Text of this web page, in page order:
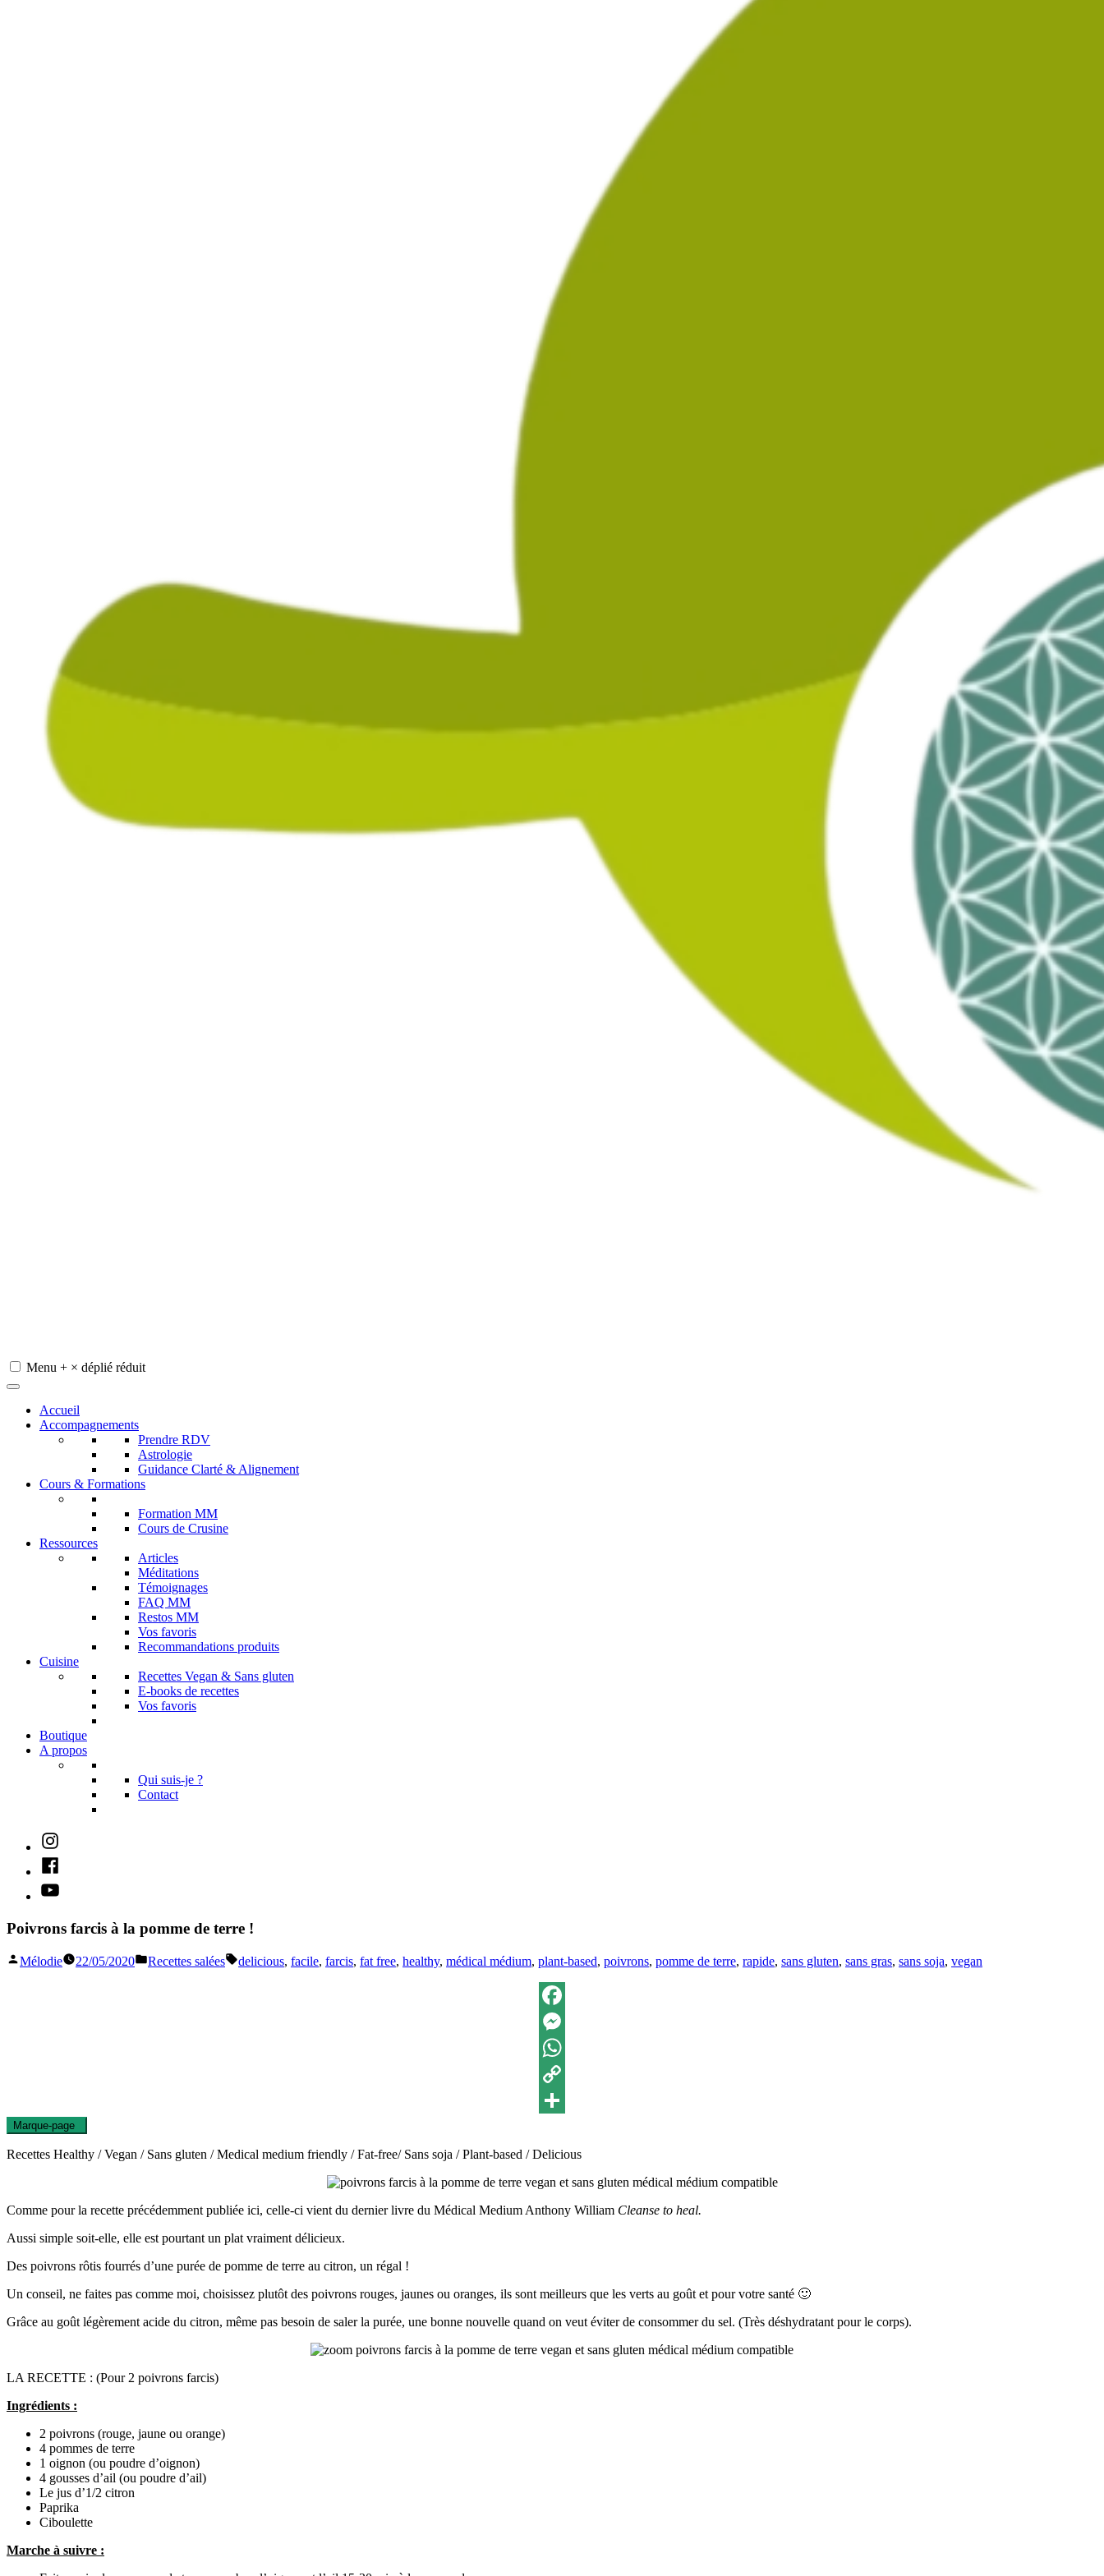
Menu + × déplié réduit
Accueil
Accompagnements
Prendre RDV
Astrologie
Guidance Clarté & Alignement
Cours & Formations
Formation MM
Cours de Crusine
Ressources
Articles
Méditations
Témoignages
FAQ MM
Restos MM
Vos favoris
Recommandations produits
Cuisine
Recettes Vegan & Sans gluten
E-books de recettes
Vos favoris
Boutique
A propos
Qui suis-je ?
Contact
Instagram
Facebook
Youtube
Poivrons farcis à la pomme de terre !
Publié
Mélodie 22/05/2020
Publié
Recettes salées Étiquettes :
delicious, facile, farcis, fat free, healthy, médical médium, plant-based, poivrons, pomme de terre, rapide, sans gluten, sans gras, sans soja, vegan
Facebook
Messenger
WhatsApp
Copy
Marque-page
Recettes Healthy / Vegan / Sans gluten / Medical medium friendly / Fat-free/ Sans soja / Plant-based / Delicious
Comme pour la recette précédemment publiée ici, celle-ci vient du dernier livre du Médical Medium Anthony William Cleanse to heal.
Aussi simple soit-elle, elle est pourtant un plat vraiment délicieux.
Des poivrons rôtis fourrés d’une purée de pomme de terre au citron, un régal !
Un conseil, ne faites pas comme moi, choisissez plutôt des poivrons rouges, jaunes ou oranges, ils sont meilleurs que les verts au goût et pour votre santé 🙂
Grâce au goût légèrement acide du citron, même pas besoin de saler la purée, une bonne nouvelle quand on veut éviter de consommer du sel. (Très déshydratant pour le corps).
LA RECETTE : (Pour 2 poivrons farcis)
Ingrédients :
2 poivrons (rouge, jaune ou orange)
4 pommes de terre
1 oignon (ou poudre d’oignon)
4 gousses d’ail (ou poudre d’ail)
Le jus d’1/2 citron
Paprika
Ciboulette
Marche à suivre :